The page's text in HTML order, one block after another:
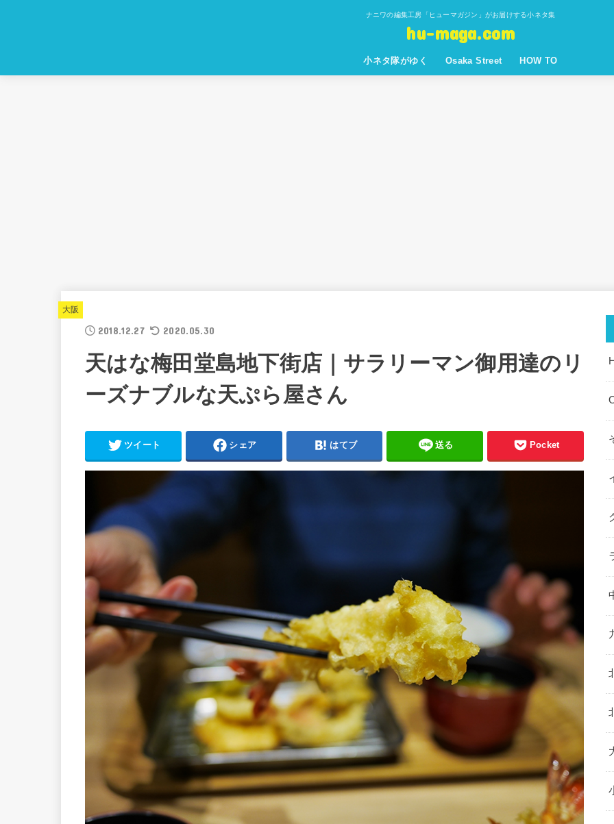
ナニワの編集工房「ヒューマガジン」がお届けする小ネタ集
hu-maga.com
小ネタ隊がゆく Osaka Street HOW TO
大阪
2018.12.27 2020.05.30
天はな梅田堂島地下街店｜サラリーマン御用達のリ
ーズナブルな天ぷら屋さん
ツイート シェア はてブ 送る Pocket